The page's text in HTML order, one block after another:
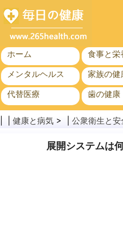
ホーム
食事と栄
メンタルヘルス
家族の健
代替医療
歯の健康
がん
公衆衛生
健康と病気 > | 公衆衛生と安
展開システムは